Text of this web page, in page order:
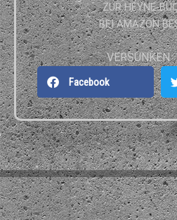
ZUR HEYNE-
BEI AMAZON
VERSUNKEN
Facebook